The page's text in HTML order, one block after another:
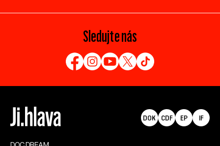
Sledujte nás
DOK CDF EP IF